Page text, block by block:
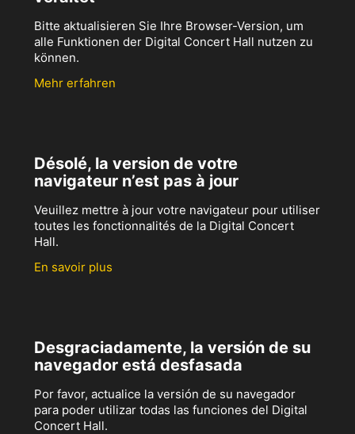
Bitte aktualisieren Sie Ihre Browser-Version, um
alle Funktionen der Digital Concert Hall nutzen zu
können.
Mehr erfahren
Désolé, la version de votre
navigateur n’est pas à jour
Veuillez mettre à jour votre navigateur pour utiliser
toutes les fonctionnalités de la Digital Concert
Hall.
En savoir plus
Desgraciadamente, la versión de su
navegador está desfasada
Por favor, actualice la versión de su navegador
para poder utilizar todas las funciones del Digital
Concert Hall.